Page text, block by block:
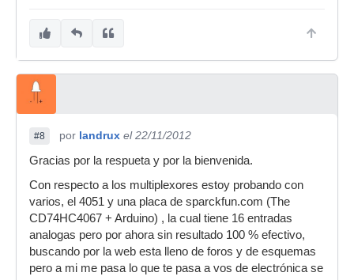
#8 por landrux el 22/11/2012
Gracias por la respueta y por la bienvenida.
Con respecto a los multiplexores estoy probando con
varios, el 4051 y una placa de sparckfun.com (The
CD74HC4067 + Arduino) , la cual tiene 16 entradas
analogas pero por ahora sin resultado 100 % efectivo,
buscando por la web esta lleno de foros y de esquemas
pero a mi me pasa lo que te pasa a vos de electrónica se